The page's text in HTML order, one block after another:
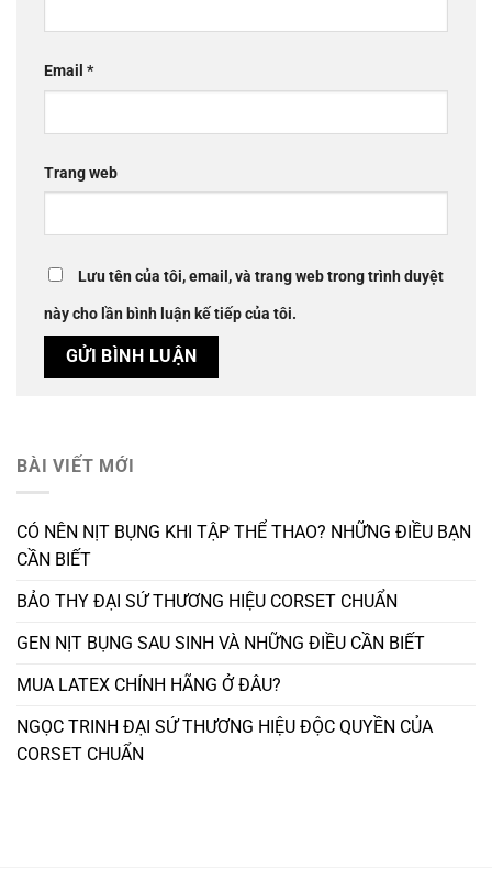
Email *
Trang web
Lưu tên của tôi, email, và trang web trong trình duyệt
này cho lần bình luận kế tiếp của tôi.
BÀI VIẾT MỚI
CÓ NÊN NỊT BỤNG KHI TẬP THỂ THAO? NHỮNG ĐIỀU BẠN
CẦN BIẾT
BẢO THY ĐẠI SỨ THƯƠNG HIỆU CORSET CHUẨN
GEN NỊT BỤNG SAU SINH VÀ NHỮNG ĐIỀU CẦN BIẾT
MUA LATEX CHÍNH HÃNG Ở ĐÂU?
NGỌC TRINH ĐẠI SỨ THƯƠNG HIỆU ĐỘC QUYỀN CỦA
CORSET CHUẨN